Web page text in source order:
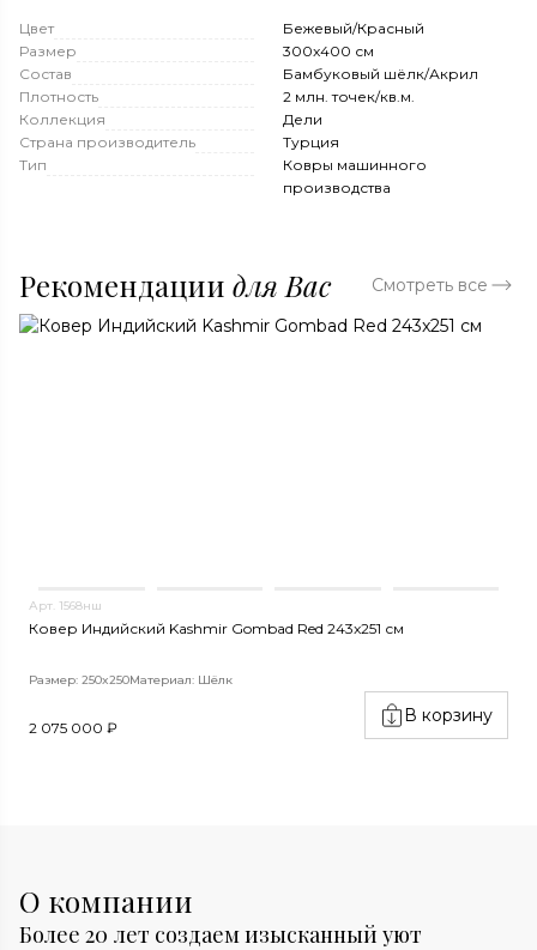
Цвет
Бежевый/Красный
Размер
300x400 см
Состав
Бамбуковый шёлк/Акрил
Плотность
2 млн. точек/кв.м.
Коллекция
Дели
Страна производитель
Турция
Тип
Ковры машинного
производства
Рекомендации для Вас Смотреть все
Арт. 1568нш
Ковер Индийский Kashmir Gombad Red 243x251 см
Размер: 250x250Материал: Шёлк
2 075 000 ₽
В корзину
О компании
Более 20 лет создаем изысканный уют